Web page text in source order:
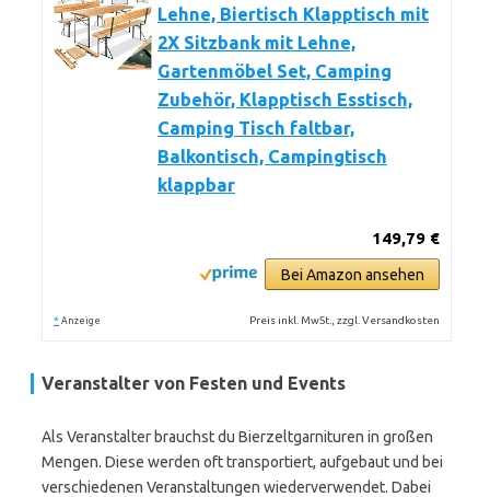
Lehne, Biertisch Klapptisch mit
2X Sitzbank mit Lehne,
Gartenmöbel Set, Camping
Zubehör, Klapptisch Esstisch,
Camping Tisch faltbar,
Balkontisch, Campingtisch
klappbar
149,79 €
Bei Amazon ansehen
* Anzeige Preis inkl. MwSt., zzgl. Versandkosten
Veranstalter von Festen und Events
Als Veranstalter brauchst du Bierzeltgarnituren in großen
Mengen. Diese werden oft transportiert, aufgebaut und bei
verschiedenen Veranstaltungen wiederverwendet. Dabei